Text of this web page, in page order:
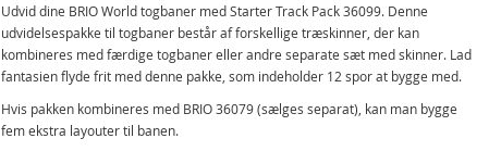
Udvid dine BRIO World togbaner med Starter Track Pack 36099. Denne
udvidelsespakke til togbaner består af forskellige træskinner, der kan
kombineres med færdige togbaner eller andre separate sæt med skinner. Lad
fantasien flyde frit med denne pakke, som indeholder 12 spor at bygge med.
Hvis pakken kombineres med BRIO 36079 (sælges separat), kan man bygge
fem ekstra layouter til banen.